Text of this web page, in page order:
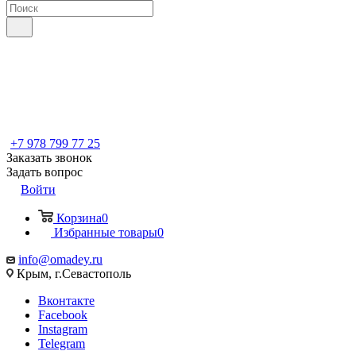
+7 978 799 77 25
Заказать звонок
Задать вопрос
Войти
Корзина0
Избранные товары0
info@omadey.ru
Крым, г.Севастополь
Вконтакте
Facebook
Instagram
Telegram